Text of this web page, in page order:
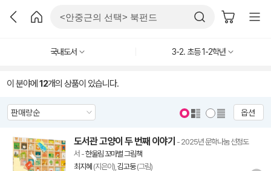
국내도서 3-2. 초등 1-2학년
이 분야에 12개의 상품이 있습니다.
옵션
도서관 고양이 두 번째 이야기 - 2025년 문학나눔 선정도
서 -한울림 꼬마별 그림책
최지혜 (지은이), 김고둥(그림)